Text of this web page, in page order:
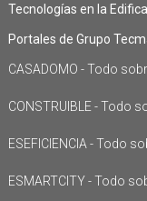
Tecnologías en la
Portales de Grupo
CASADOMO - Todo
CONSTRUIBLE - Todo
ESEFICIENCIA - Todo
ESMARTCITY - Todo